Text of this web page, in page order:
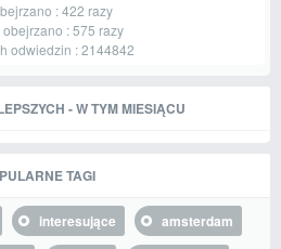
:422 razy
:575 razy
odwiedzin :2144842
- W TYM MIESIĄCU
TAGI
interesujące
amsterdam